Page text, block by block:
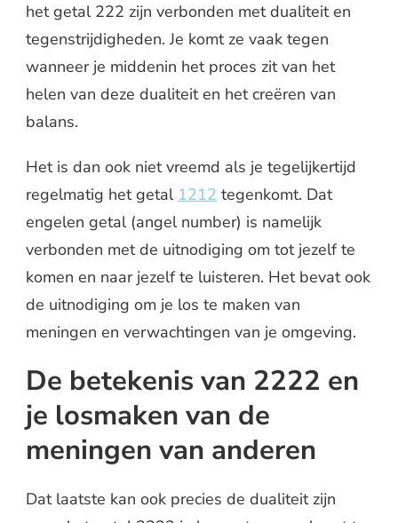
het getal 222 zijn verbonden met dualiteit en
tegenstrijdigheden. Je komt ze vaak tegen
wanneer je middenin het proces zit van het
helen van deze dualiteit en het creëren van
balans.
Het is dan ook niet vreemd als je tegelijkertijd
regelmatig het getal 1212 tegenkomt. Dat
engelen getal (angel number) is namelijk
verbonden met de uitnodiging om tot jezelf te
komen en naar jezelf te luisteren. Het bevat ook
de uitnodiging om je los te maken van
meningen en verwachtingen van je omgeving.
De betekenis van 2222 en
je losmaken van de
meningen van anderen
Dat laatste kan ook precies de dualiteit zijn